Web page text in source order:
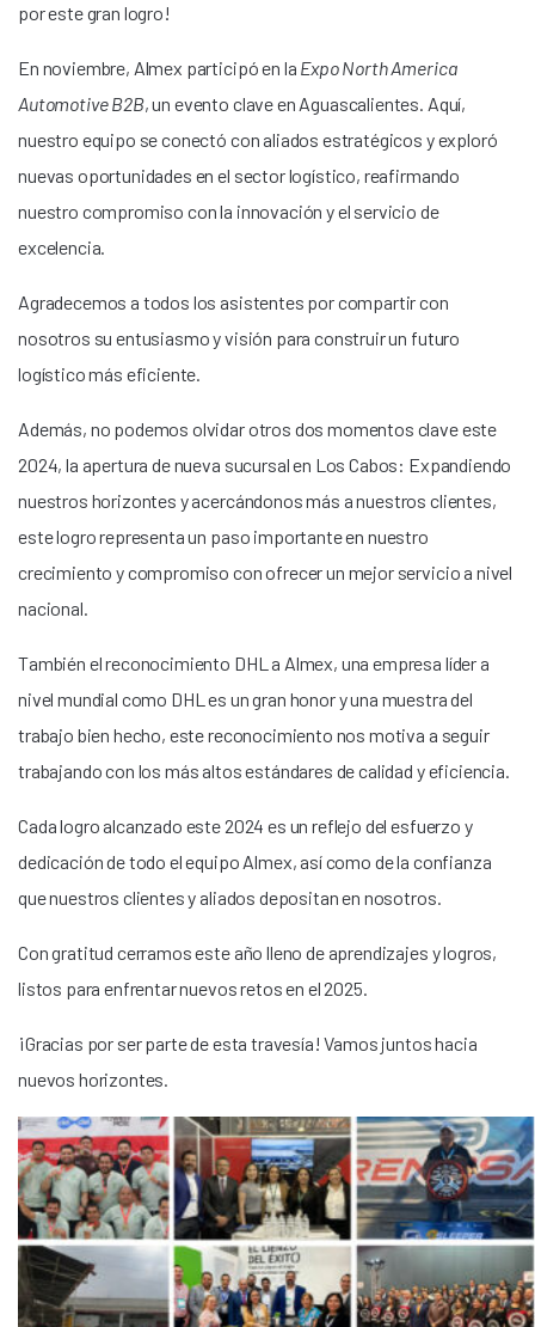
por este gran logro!
En noviembre, Almex participó en la Expo North America
Automotive B2B, un evento clave en Aguascalientes. Aquí,
nuestro equipo se conectó con aliados estratégicos y exploró
nuevas oportunidades en el sector logístico, reafirmando
nuestro compromiso con la innovación y el servicio de
excelencia.
Agradecemos a todos los asistentes por compartir con
nosotros su entusiasmo y visión para construir un futuro
logístico más eficiente.
Además, no podemos olvidar otros dos momentos clave este
2024, la apertura de nueva sucursal en Los Cabos: Expandiendo
nuestros horizontes y acercándonos más a nuestros clientes,
este logro representa un paso importante en nuestro
crecimiento y compromiso con ofrecer un mejor servicio a nivel
nacional.
También el reconocimiento DHL a Almex, una empresa líder a
nivel mundial como DHL es un gran honor y una muestra del
trabajo bien hecho, este reconocimiento nos motiva a seguir
trabajando con los más altos estándares de calidad y eficiencia.
Cada logro alcanzado este 2024 es un reflejo del esfuerzo y
dedicación de todo el equipo Almex, así como de la confianza
que nuestros clientes y aliados depositan en nosotros.
Con gratitud cerramos este año lleno de aprendizajes y logros,
listos para enfrentar nuevos retos en el 2025.
¡Gracias por ser parte de esta travesía! Vamos juntos hacia
nuevos horizontes.